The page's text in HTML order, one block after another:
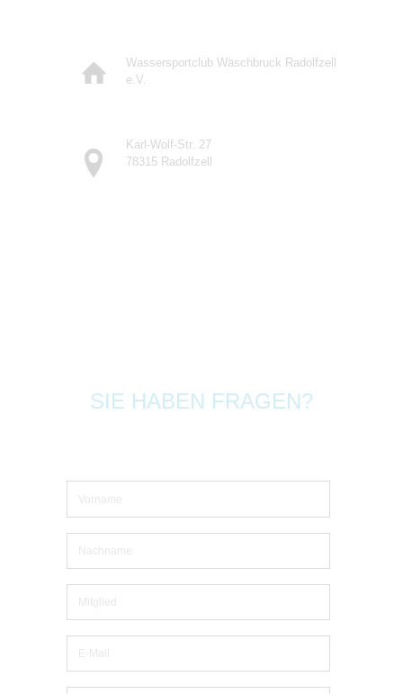
Wassersportclub Wäschbruck Radolfzell
e.V.
Karl-Wolf-Str. 27
78315 Radolfzell
SIE HABEN FRAGEN?